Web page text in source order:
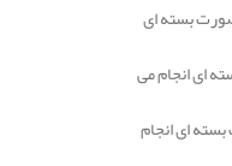
متر دانسیته 50 در هر متر مربع 122.000 تومان است. فروش عایق پشم سنگ تخته ای 5 سانت 50 به صورت بسته ای
تومان است. فروش عایق پشم سنگ تخته ای 5 سانت 80 به صورت بسته ای انجام می
184.000 تومان است. فروش عایق پشم سنگ تخته ای 5 سانت 100 به صورت بسته ای انجام